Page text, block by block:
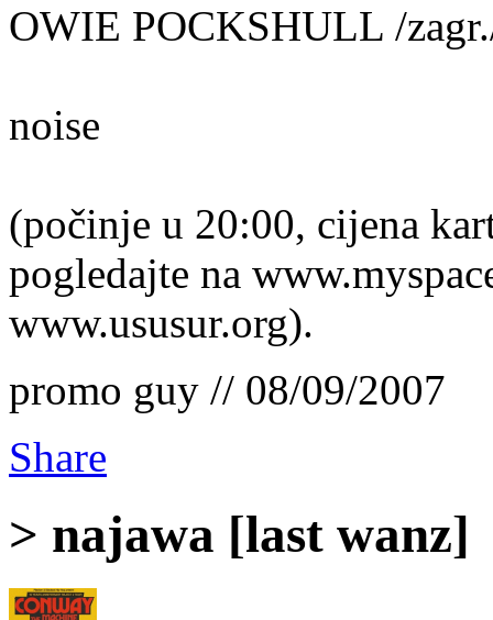
OWIE POCKSHULL /
noise
(počinje u 20:00, cijena
pogledajte na
www.ususur.org).
promo guy // 08/09/2007
Share
> najawa [last wanz]